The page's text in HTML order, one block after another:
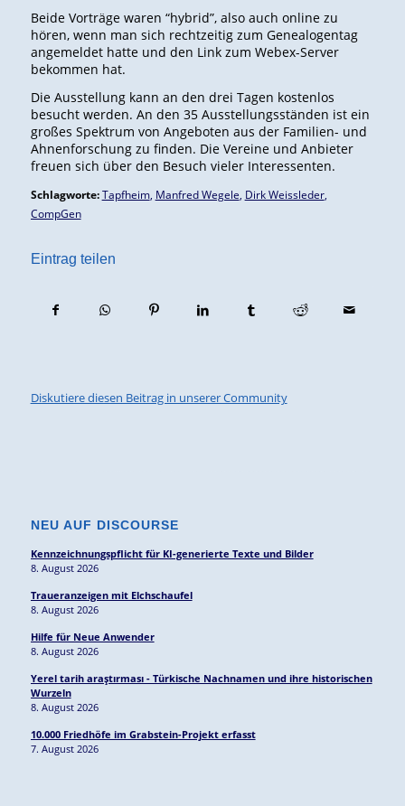
Beide Vorträge waren “hybrid”, also auch online zu
hören, wenn man sich rechtzeitig zum Genealogentag
angemeldet hatte und den Link zum Webex-Server
bekommen hat.
Die Ausstellung kann an den drei Tagen kostenlos
besucht werden. An den 35 Ausstellungsständen ist ein
großes Spektrum von Angeboten aus der Familien- und
Ahnenforschung zu finden. Die Vereine und Anbieter
freuen sich über den Besuch vieler Interessenten.
Schlagworte: Tapfheim, Manfred Wegele Dirk Weissleder,
CompGen
Eintrag teilen
Diskutiere diesen Beitrag in unserer Community
NEU AUF DISCOURSE
Kennzeichnungspflicht für KI-generierte Texte und Bilder
8. August 2026
Traueranzeigen mit Elchschaufel
8. August 2026
Hilfe für Neue Anwender
8. August 2026
Yerel tarih araştırması - Türkische Nachnamen und ihre historischen
Wurzeln
8. August 2026
10.000 Friedhöfe im Grabstein-Projekt erfasst
7. August 2026